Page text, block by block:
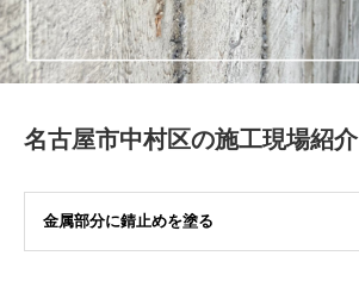
名古屋市中村区の施工現場紹介
金属部分に錆止めを塗る